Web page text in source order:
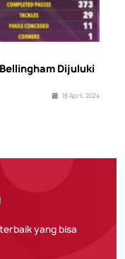
Dijuluki
18 April, 2024
yang bisa